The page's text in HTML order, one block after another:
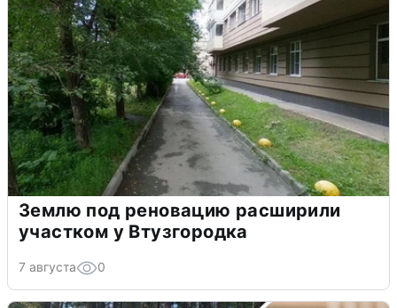
Землю под реновацию расширили
участком у Втузгородка
7 августа 0